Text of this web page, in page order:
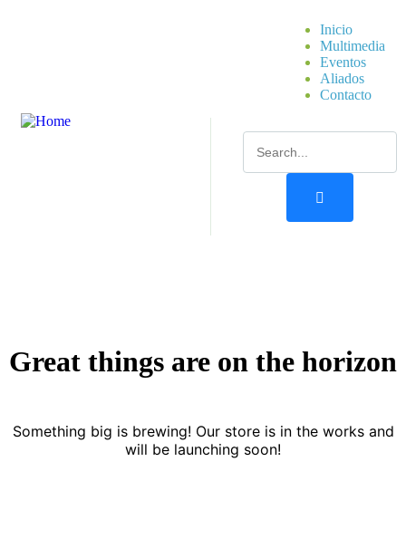
Inicio
Multimedia
Eventos
Aliados
Contacto
Great things are on the horizon
Something big is brewing! Our store is in the works and
will be launching soon!